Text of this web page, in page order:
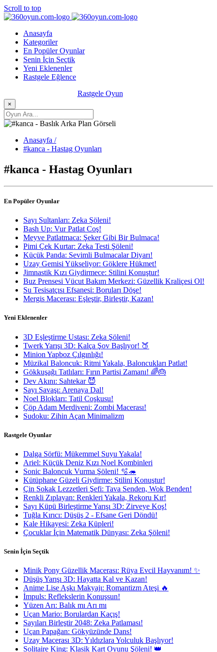
Scroll to top
Anasayfa
Kategoriler
En Popüler Oyunlar
Senin İçin Seçtik
Yeni Eklenenler
Rastgele Eğlence
Rastgele Oyun
×
Anasayfa /
#kanca - Hastag Oyunları
#kanca - Hastag Oyunları
En Popüler Oyunlar
Sayı Sultanları: Zeka Şöleni!
Bash Up: Vur Patlat Coş!
Meyve Patlatmaca: Şeker Gibi Bir Bulmaca!
Pimi Çek Kurtar: Zeka Testi Şöleni!
Küçük Panda: Sevimli Bulmacalar Diyarı!
Uzay Gemisi Yükseliyor: Göklere Hükmet!
Jimnastik Kızı Giydirmece: Stilini Konuştur!
Buz Prensesi Vücut Bakım Merkezi: Güzellik Kraliçesi Ol!
Su Tesisatçısı Efsanesi: Boruları Döşe!
Mergis Macerası: Eşleştir, Birleştir, Kazan!
Yeni Eklenenler
3D Eşleştirme Ustası: Zeka Şöleni!
Twerk Yarışı 3D: Kalça Şov Başlıyor! 🍑
Minion Yapboz Çılgınlığı!
Müzikal Baloncuk: Ritmi Yakala, Baloncukları Patlat!
Gökkuşağı Tatlıları: Fırın Partisi Zamanı! 🌈🎂
Dev Akını: Sahtekar 😈
Sayı Savaşı: Arenaya Dal!
Noel Blokları: Tatil Coşkusu!
Çöp Adam Merdiveni: Zombi Macerası!
Sudoku: Zihin Açan Minimalizm
Rastgele Oyunlar
Dalga Sörfü: Mükemmel Suyu Yakala!
Ariel: Küçük Deniz Kızı Noel Kombinleri
Sonic Baloncuk Vurma Şöleni! 🫧🦔
Kütüphane Güzeli Giydirme: Stilini Konuştur!
Çin Sokak Lezzetleri Şefi: Tava Senden, Wok Benden!
Renkli Zıplayan: Renkleri Yakala, Rekoru Kır!
Sayı Küpü Birleştirme Yarışı 3D: Zirveye Koş!
Tuğla Kırıcı: Düşüş 2 - Efsane Geri Döndü!
Kale Hikayesi: Zeka Küpleri!
Çocuklar İçin Matematik Dünyası: Zeka Şöleni!
Senin İçin Seçtik
Minik Pony Güzellik Macerası: Rüya Evcil Hayvanım! ✨
Düşüş Yarışı 3D: Hayatta Kal ve Kazan!
Anime Lise Aşkı Makyajı: Romantizm Ateşi 🔥
İmpuls: Reflekslerin Konuşsun!
Yüzen Arı: Balık mı Arı mı
Uçan Mario: Borulardan Kaçış!
Sayıları Birleştir 2048: Zeka Patlaması!
Uçan Papağan: Gökyüzünde Dans!
Uzay Macerası 3D: Yıldızlara Yolculuk Başlıyor!
Solitaire King: Klasik Kart Oyunu Şöleni! 👑